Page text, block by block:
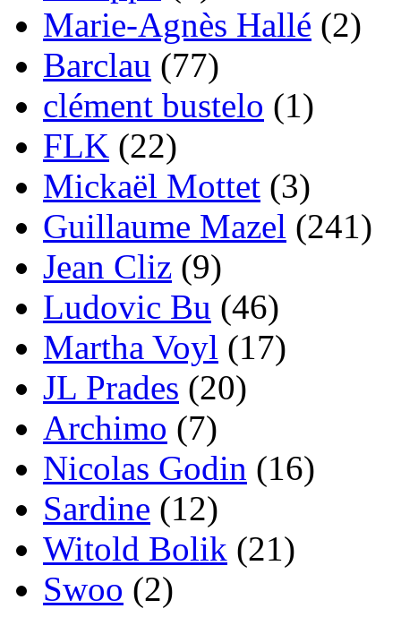
Marie-Agnès Hallé (2)
Barclau (77)
clément bustelo (1)
FLK (22)
Mickaël Mottet (3)
Guillaume Mazel (241)
Jean Cliz (9)
Ludovic Bu (46)
Martha Voyl (17)
JL Prades (20)
Archimo (7)
Nicolas Godin (16)
Sardine (12)
Witold Bolik (21)
Swoo (2)